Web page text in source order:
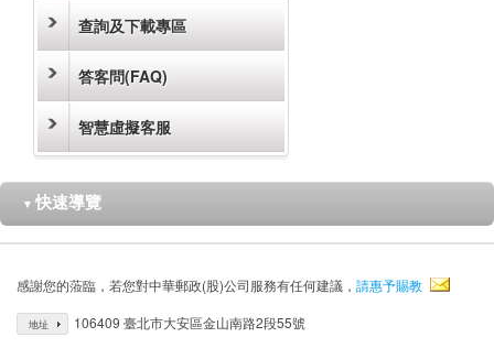
查詢及下載專區
答客問(FAQ)
智慧虛擬客服
▼ 快速導覽
感謝您的蒞臨，若您對中華郵政(股)公司服務有任何建議， 請惠予賜教
地址 106409 臺北市大安區金山南路2段55號